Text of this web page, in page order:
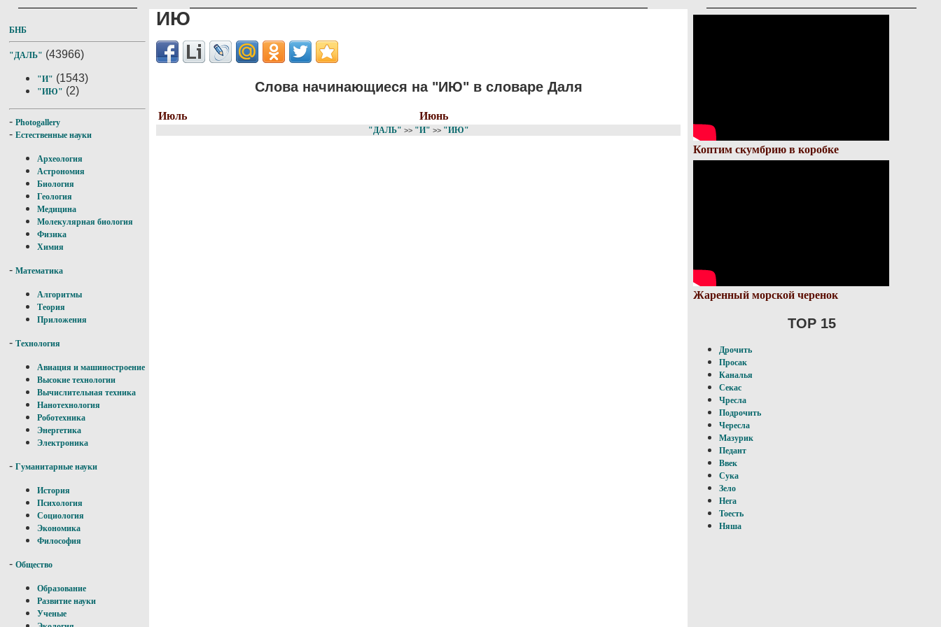
БНБ
"ДАЛЬ" (43966)
"И" (1543)
"ИЮ" (2)
- Photogallery
- Естественные науки
Археология
Астрономия
Биология
Геология
Медицина
Молекулярная биология
Физика
Химия
- Математика
Алгоритмы
Теория
Приложения
- Технология
Авиация и машиностроение
Высокие технологии
Вычислительная техника
Нанотехнология
Роботехника
Энергетика
Электроника
- Гуманитарные науки
История
Психология
Социология
Экономика
Философия
- Общество
Образование
Развитие науки
Ученые
ИЮ
Слова начинающиеся на "ИЮ" в словаре Даля
Июль Июнь
"ДАЛЬ" >> "И" >> "ИЮ"
Коптим скумбрию в коробке
Жаренный морской черенок
TOP 15
Дрочить
Просак
Каналья
Секас
Чресла
Подрочить
Чересла
Мазурик
Педант
Ввек
Сука
Зело
Нега
Тоесть
Няша